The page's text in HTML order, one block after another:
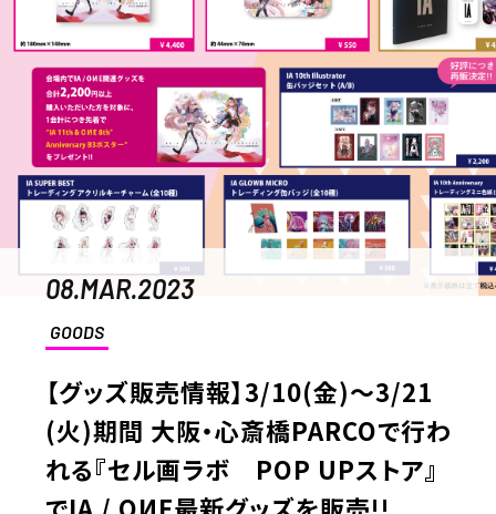
08.MAR.2023
GOODS
【グッズ販売情報】3/10(金)～3/21
(火)期間 大阪・心斎橋PARCOで行わ
れる『セル画ラボ POP UPストア』